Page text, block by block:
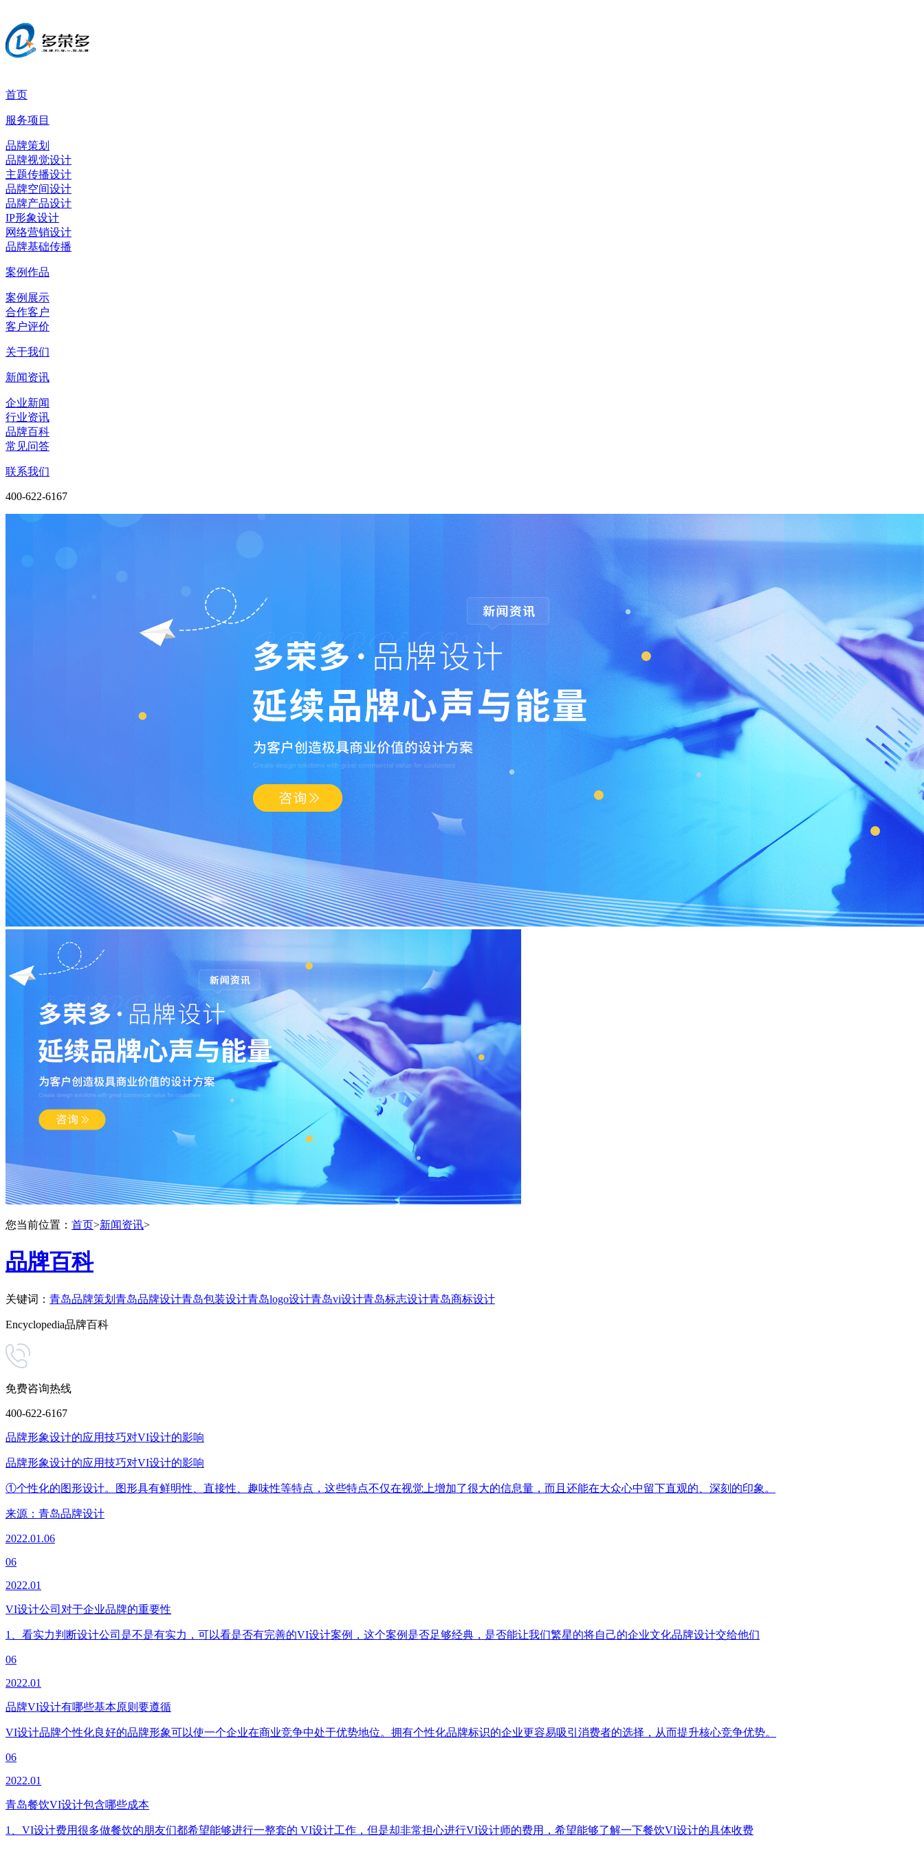
首页
服务项目
品牌策划
品牌视觉设计
主题传播设计
品牌空间设计
品牌产品设计
IP形象设计
网络营销设计
品牌基础传播
案例作品
案例展示
合作客户
客户评价
关于我们
新闻资讯
企业新闻
行业资讯
品牌百科
常见问答
联系我们
400-622-6167
您当前位置： 首页>新闻资讯>
品牌百科
关键词： 青岛品牌策划 青岛品牌设计青岛包装设计青岛logo设计青岛vi设计青岛标志设计青岛商标设计
Encyclopedia品牌百科
免费咨询热线
400-622-6167
品牌形象设计的应用技巧对VI设计的影响
品牌形象设计的应用技巧对VI设计的影响
①个性化的图形设计。图形具有鲜明性、直接性、趣味性等特点，这些特点不仅在视觉上增加了很大的信息量，而且还能在大众心中留下直观的、深刻的印象。
来源： 青岛品牌设计
2022.01.06
06
2022.01
VI设计公司对于企业品牌的重要性
1、看实力判断设计公司是不是有实力，可以看是否有完善的VI设计案例，这个案例是否足够经典，是否能让我们繁星的将自己的企业文化品牌设计交给他们
06
2022.01
品牌VI设计有哪些基本原则要遵循
VI设计品牌个性化良好的品牌形象可以使一个企业在商业竞争中处于优势地位。拥有个性化品牌标识的企业更容易吸引消费者的选择，从而提升核心竞争优势。
06
2022.01
青岛餐饮VI设计包含哪些成本
1、VI设计费用很多做餐饮的朋友们都希望能够进行一整套的 VI设计工作，但是却非常担心进行VI设计师的费用，希望能够了解一下餐饮VI设计的具体收费